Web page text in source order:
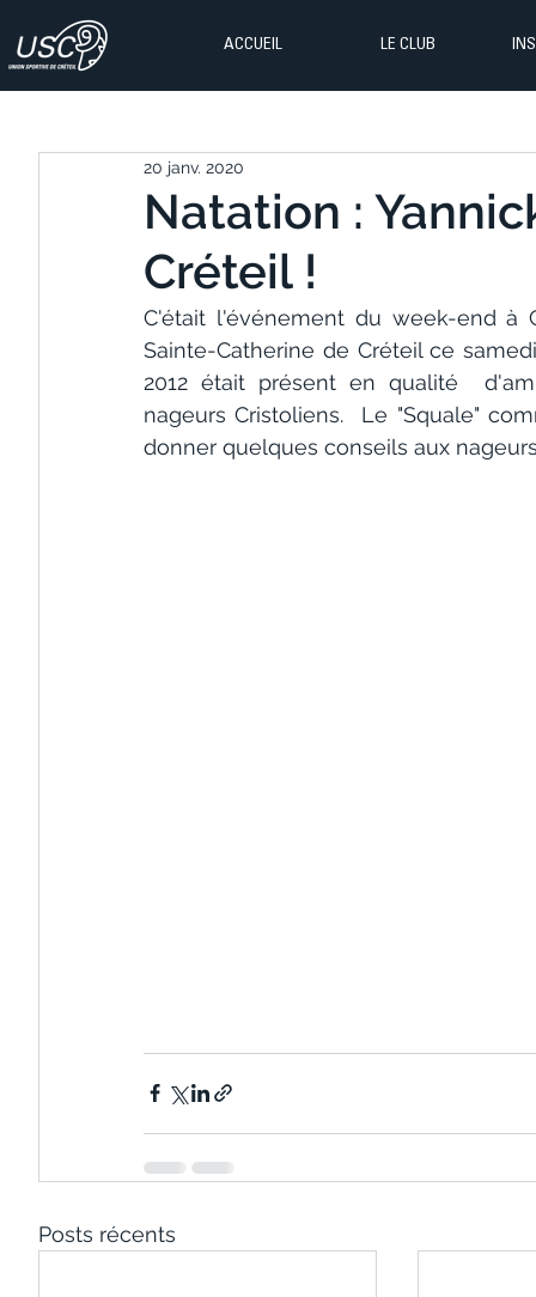
ACCUEIL LE CLUB
Natation :
Créteil !
20 janv. 2020
C'était l'événement du week-end à
Sainte-Catherine de Créteil ce
2012 était présent en qualité
nageurs Cristoliens.  Le "Squale"
donner quelques conseils aux
Posts récents